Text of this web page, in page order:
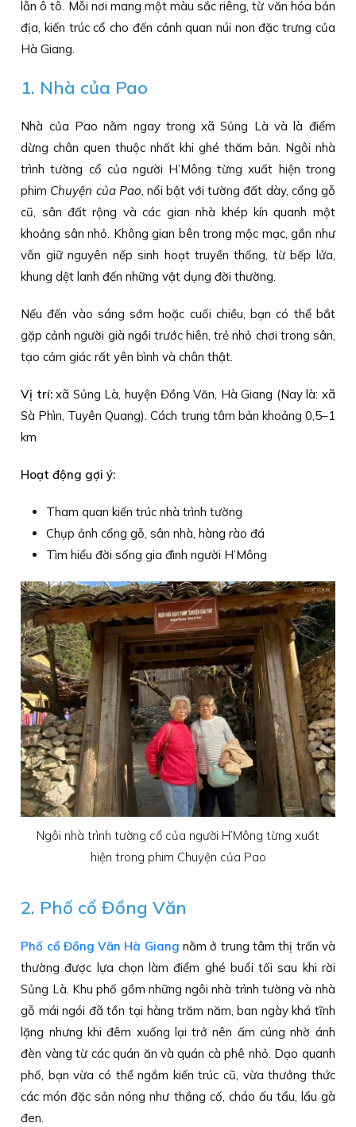
lẫn ô tô. Mỗi nơi mang một màu sắc riêng, từ văn hóa bản
địa, kiến trúc cổ cho đến cảnh quan núi non đặc trưng của
Hà Giang.
1. Nhà của Pao
Nhà của Pao nằm ngay trong xã Sủng Là và là điểm
dừng chân quen thuộc nhất khi ghé thăm bản. Ngôi nhà
trình tường cổ của người H’Mông từng xuất hiện trong
phim Chuyện của Pao , nổi bật với tường đất dày, cổng gỗ
cũ, sân đất rộng và các gian nhà khép kín quanh một
khoảng sân nhỏ. Không gian bên trong mộc mạc, gần như
vẫn giữ nguyên nếp sinh hoạt truyền thống, từ bếp lửa,
khung dệt lanh đến những vật dụng đời thường.
Nếu đến vào sáng sớm hoặc cuối chiều, bạn có thể bắt
gặp cảnh người già ngồi trước hiên, trẻ nhỏ chơi trong sân,
tạo cảm giác rất yên bình và chân thật.
Vị trí:xã Sủng Là, huyện Đồng Văn, Hà Giang (Nay là: xã
Sà Phìn, Tuyên Quang). Cách trung tâm bản khoảng 0,5–1
km
Hoạt động gợi ý:
Tham quan kiến trúc nhà trình tường
Chụp ảnh cổng gỗ, sân nhà, hàng rào đá
Tìm hiểu đời sống gia đình người H’Mông
Ngôi nhà trình tường cổ của người H’Mông từng xuất
hiện trong phim Chuyện của Pao
2. Phố cổ Đồng Văn
Phố cổ Đồng Văn Hà Giang nằm ở trung tâm thị trấn và
thường được lựa chọn làm điểm ghé buổi tối sau khi rời
Sủng Là. Khu phố gồm những ngôi nhà trình tường và nhà
gỗ mái ngói đã tồn tại hàng trăm năm, ban ngày khá tĩnh
lặng nhưng khi đêm xuống lại trở nên ấm cúng nhờ ánh
đèn vàng từ các quán ăn và quán cà phê nhỏ. Dạo quanh
phố, bạn vừa có thể ngắm kiến trúc cũ, vừa thưởng thức
các món đặc sản nóng như thắng cố, cháo ấu tẩu, lẩu gà
đen.